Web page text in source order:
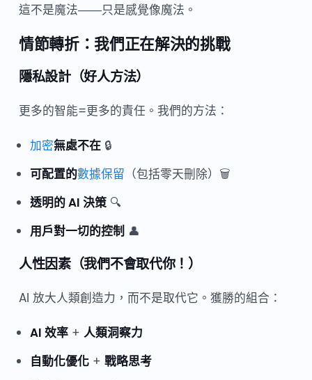
這不是魔法——只是感覺像魔法。
情節轉折：我們正在解決的挑戰
隱私設計（好人方法）
更多的智能=更多的責任。我們的方法：
加密無處不在🔒
可配置的數據保留 （包括零天刪除）🗑️
透明的 AI 決策🔍
用戶對一切的控制 👤
人性因素（我們不會取代你！）
AI 放大人類創造力，而不是取代它。獲勝的組合：
AI 效率+ 人類洞察力
自動化優化+ 戰略思考